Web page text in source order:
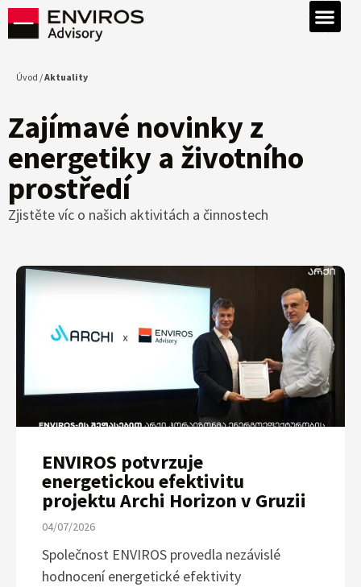
Úvod /Aktuality
Zajímavé novinky z
energetiky a životního
prostředí
Zjistěte víc o našich aktivitách a činnostech
ENVIROS potvrzuje
energetickou efektivitu
projektu Archi Horizon v Gruzii
04/07/2026
Společnost ENVIROS provedla nezávislé
hodnocení energetické efektivity